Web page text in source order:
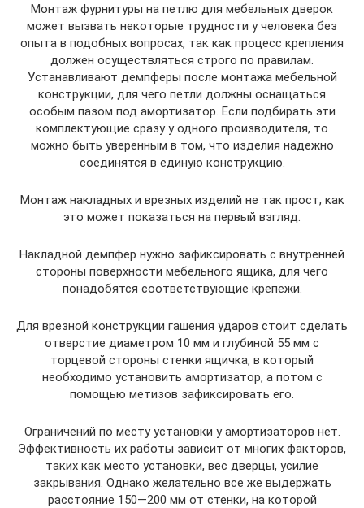
Монтаж фурнитуры на петлю для мебельных дверок
может вызвать некоторые трудности у человека без
опыта в подобных вопросах, так как процесс крепления
должен осуществляться строго по правилам.
Устанавливают демпферы после монтажа мебельной
конструкции, для чего петли должны оснащаться
особым пазом под амортизатор. Если подбирать эти
комплектующие сразу у одного производителя, то
можно быть уверенным в том, что изделия надежно
соединятся в единую конструкцию.
Монтаж накладных и врезных изделий не так прост, как
это может показаться на первый взгляд.
Накладной демпфер нужно зафиксировать с внутренней
стороны поверхности мебельного ящика, для чего
понадобятся соответствующие крепежи.
Для врезной конструкции гашения ударов стоит сделать
отверстие диаметром 10 мм и глубиной 55 мм с
торцевой стороны стенки ящичка, в который
необходимо установить амортизатор, а потом с
помощью метизов зафиксировать его.
Ограничений по месту установки у амортизаторов нет.
Эффективность их работы зависит от многих факторов,
таких как место установки, вес дверцы, усилие
закрывания. Однако желательно все же выдержать
расстояние 150—200 мм от стенки, на которой